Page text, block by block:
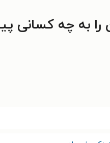
را به چه کسانی